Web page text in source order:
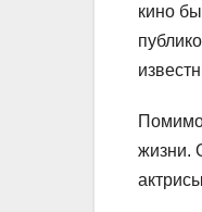
кино
Помимо
жизни.